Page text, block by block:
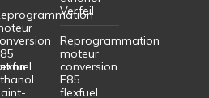
Verfeil
Reprogrammation
moteur
conversion
E85
flexfuel